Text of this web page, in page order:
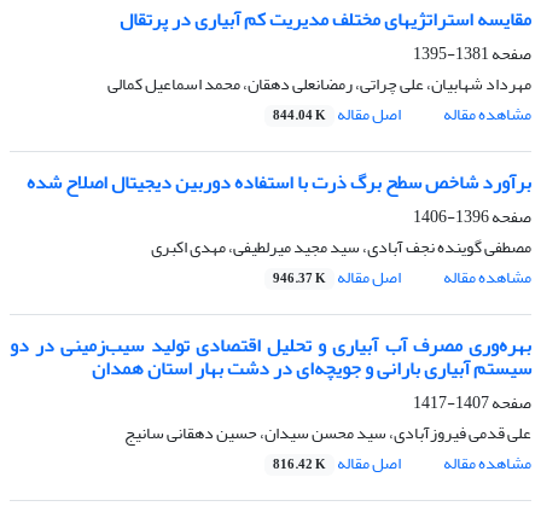
مقایسه استراتژیهای مختلف مدیریت کم آبیاری در پرتقال
صفحه1381-1395
مهرداد شهابیان، علی چراتی، رمضانعلی دهقان، محمد اسماعیل کمالی
مشاهده مقاله
اصل مقاله 844.04 K
برآورد شاخص سطح برگ ذرت با استفاده دوربین دیجیتال اصلاح شده
صفحه1396-1406
مصطفی گوینده نجف آبادی، سید مجید میرلطیفی، مهدی اکبری
مشاهده مقاله
اصل مقاله 946.37 K
بهره‌وری مصرف آب آبیاری و تحلیل اقتصادی تولید سیب‌زمینی در دو
سیستم آبیاری بارانی و جویچه‌ای در دشت بهار استان همدان
صفحه1407-1417
علی قدمی فیروزآبادی، سید محسن سیدان، حسین دهقانی سانیج
مشاهده مقاله
اصل مقاله 816.42 K